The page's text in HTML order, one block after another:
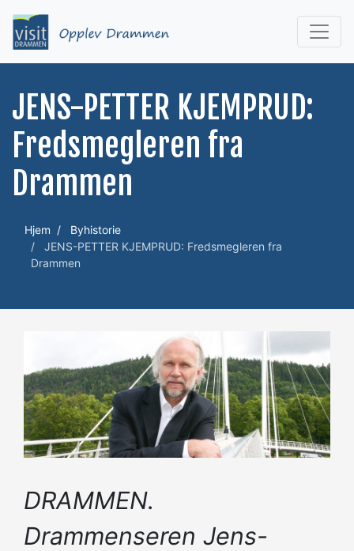
JENS-PETTER KJEMPRUD:
Fredsmegleren fra
Drammen
Hjem
Byhistorie
JENS-PETTER KJEMPRUD: Fredsmegleren fra
Drammen
DRAMMEN.
Drammenseren Jens-